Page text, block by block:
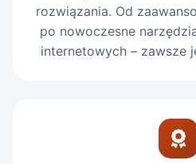
rozwiązania. Od
po nowoczesne
internetowych – zawsze